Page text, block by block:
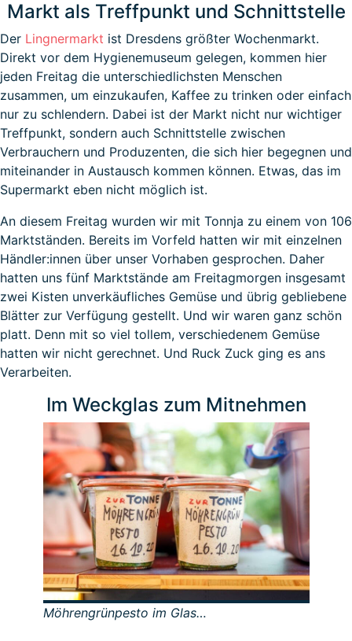
Markt als Treffpunkt und Schnittstelle
Der Lingnermarkt ist Dresdens größter Wochenmarkt.
Direkt vor dem Hygienemuseum gelegen, kommen hier
jeden Freitag die unterschiedlichsten Menschen
zusammen, um einzukaufen, Kaffee zu trinken oder einfach
nur zu schlendern. Dabei ist der Markt nicht nur wichtiger
Treffpunkt, sondern auch Schnittstelle zwischen
Verbrauchern und Produzenten, die sich hier begegnen und
miteinander in Austausch kommen können. Etwas, das im
Supermarkt eben nicht möglich ist.
An diesem Freitag wurden wir mit Tonnja zu einem von 106
Marktständen. Bereits im Vorfeld hatten wir mit einzelnen
Händler:innen über unser Vorhaben gesprochen. Daher
hatten uns fünf Marktstände am Freitagmorgen insgesamt
zwei Kisten unverkäufliches Gemüse und übrig gebliebene
Blätter zur Verfügung gestellt. Und wir waren ganz schön
platt. Denn mit so viel tollem, verschiedenem Gemüse
hatten wir nicht gerechnet. Und Ruck Zuck ging es ans
Verarbeiten.
Im Weckglas zum Mitnehmen
Möhrengrünpesto im Glas…